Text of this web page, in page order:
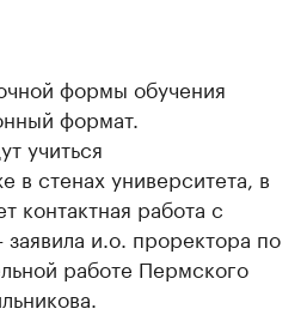
формы обучения
формат.
учиться
в стенах университета, в
контактная работа с
и.о. проректора по
работе Пермского